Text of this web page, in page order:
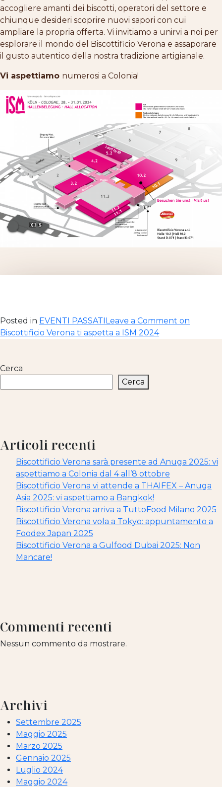
accogliere amanti dei biscotti, operatori del settore e
chiunque desideri scoprire nuovi sapori con cui
ampliare la propria offerta. Vi invitiamo a unirvi a noi per
esplorare il mondo del Biscottificio Verona e assaporare
il gusto autentico della nostra tradizione artigianale.
Vi aspettiamo numerosi a Colonia!
Posted in EVENTI PASSATILeave a Comment on
Biscottificio Verona ti aspetta a ISM 2024
Cerca
Cerca
Articoli recenti
Biscottificio Verona sarà presente ad Anuga 2025: vi
aspettiamo a Colonia dal 4 all’8 ottobre
Biscottificio Verona vi attende a THAIFEX – Anuga
Asia 2025: vi aspettiamo a Bangkok!
Biscottificio Verona arriva a TuttoFood Milano 2025
Biscottificio Verona vola a Tokyo: appuntamento a
Foodex Japan 2025
Biscottificio Verona a Gulfood Dubai 2025: Non
Mancare!
Commenti recenti
Nessun commento da mostrare.
Archivi
Settembre 2025
Maggio 2025
Marzo 2025
Gennaio 2025
Luglio 2024
Maggio 2024